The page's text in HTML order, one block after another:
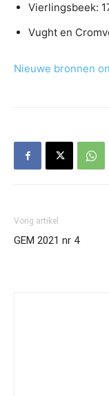
Vierlingsbeek:
Vught en
Nieuwe bronnen
Vorig artikel
GEM 2021 nr 4